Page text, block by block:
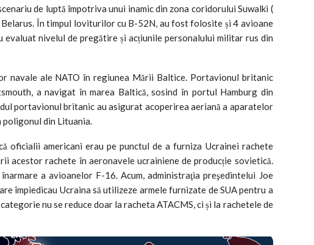
de luptă împotriva unui inamic din zona coridorului Suwalki (
În timpul loviturilor cu B-52N, au fost folosite și 4 avioane
evaluat nivelul de pregătire și acțiunile personalului militar rus din
navale ale NATO în regiunea Mării Baltice. Portavionul britanic
a navigat în marea Baltică, sosind în portul Hamburg din
portavionul britanic au asigurat acoperirea aeriană a aparatelor
poligonul din Lituania.
oficialii americani erau pe punctul de a furniza Ucrainei rachete
acestor rachete în aeronavele ucrainiene de producție sovietică.
a avioanelor F-16. Acum, administraţia preşedintelui Joe
împiedicau Ucraina să utilizeze armele furnizate de SUA pentru a
nu se reduce doar la racheta ATACMS, ci și la rachetele de